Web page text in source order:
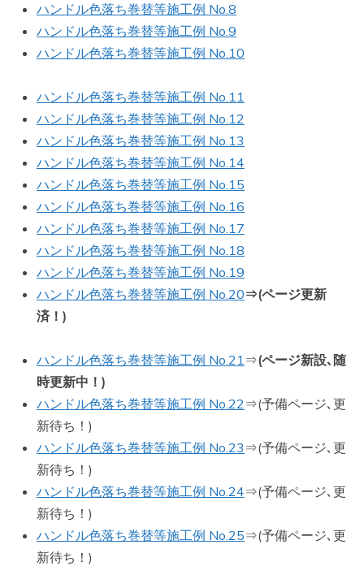
ハンドル色落ち巻替等施工例 No.8
ハンドル色落ち巻替等施工例 No.9
ハンドル色落ち巻替等施工例 No.10
ハンドル色落ち巻替等施工例 No.11
ハンドル色落ち巻替等施工例 No.12
ハンドル色落ち巻替等施工例 No.13
ハンドル色落ち巻替等施工例 No.14
ハンドル色落ち巻替等施工例 No.15
ハンドル色落ち巻替等施工例 No.16
ハンドル色落ち巻替等施工例 No.17
ハンドル色落ち巻替等施工例 No.18
ハンドル色落ち巻替等施工例 No.19
ハンドル色落ち巻替等施工例 No.20⇒(ページ更新
済！)
ハンドル色落ち巻替等施工例 No.21⇒(ページ新設､随
時更新中！)
ハンドル色落ち巻替等施工例 No.22 ⇒(予備ページ､更
新待ち！)
ハンドル色落ち巻替等施工例 No.23 ⇒(予備ページ､更
新待ち！)
ハンドル色落ち巻替等施工例 No.24⇒(予備ページ､更
新待ち！)
ハンドル色落ち巻替等施工例 No.25⇒(予備ページ､更
新待ち！)